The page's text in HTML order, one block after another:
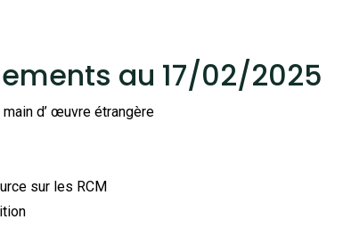
au 17/02/2025
d’ œuvre étrangère
sur les RCM